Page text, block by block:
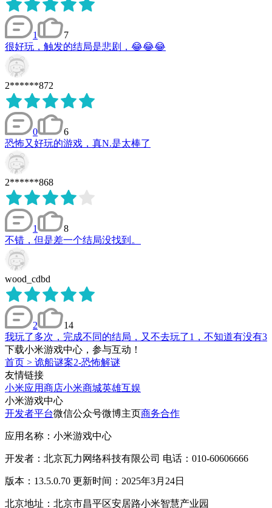
1
7
很好玩，触发的结局是悲剧，😂😂😂
2******872
0
6
恐怖又好玩的游戏，真N.是太棒了
2******868
1
8
不错，但是差一个结局没找到。
wood_cdbd
2
14
我玩了多次，完成不同的结局，又不去玩了1，不知道有没有3
下载小米游戏中心，参与互动！
首页 > 诡船谜案2-恐怖解谜
友情链接
小米应用商店小米商城英雄互娱
小米游戏中心
开发者平台微信公众号微博主页商务合作
应用名称：小米游戏中心
开发者：北京瓦力网络科技有限公司 电话：010-60606666
版本：13.5.0.70 更新时间：2025年3月24日
北京地址：北京市昌平区安居路小米智慧产业园